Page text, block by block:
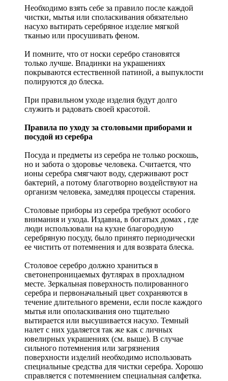
Необходимо взять себе за правило после каждой
чистки, мытья или споласкивания обязательно
насухо вытирать серебряное изделие мягкой
тканью или просушивать феном.
И помните, что от носки серебро становятся
только лучше. Впадинки на украшениях
покрываются естественной патиной, а выпуклости
полируются до блеска.
При правильном уходе изделия будут долго
служить и радовать своей красотой.
Правила по уходу за столовыми приборами и
посудой из серебра
Посуда и предметы из серебра не только роскошь,
но и забота о здоровье человека. Считается, что
ионы серебра смягчают воду, сдерживают рост
бактерий, а потому благотворно воздействуют на
организм человека, замедляя процессы старения.
Столовые приборы из серебра требуют особого
внимания и ухода. Издавна, в богатых домах , где
люди использовали на кухне благородную
серебряную посуду, было принято периодически
ее чистить от потемнения и для возврата блеска.
Столовое серебро должно храниться в
светонепроницаемых футлярах в прохладном
месте. Зеркальная поверхность полированного
серебра и первоначальный цвет сохраняются в
течение длительного времени, если после каждого
мытья или ополаскивания оно тщательно
вытирается или высушивается насухо. Темный
налет с них удаляется так же как с личных
ювелирных украшениях (см. выше). В случае
сильного потемнения или загрязнения
поверхности изделий необходимо использовать
специальные средства для чистки серебра. Хорошо
справляется с потемнением специальная салфетка.